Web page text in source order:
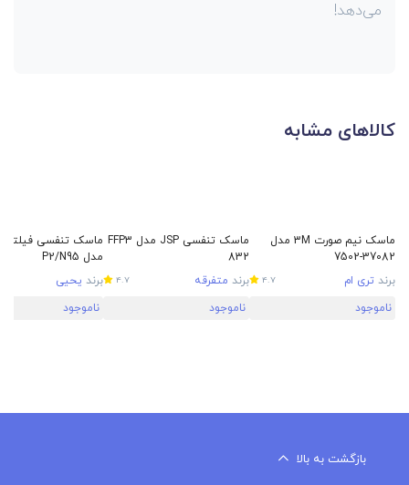
می‌دهد!
کالاهای مشابه
ماسک نیم صورت 3M مدل
37082-7502
برند تری ام 4.7
ناموجود
ماسک تنفسی JSP مدل FFP3
832
برند متفرقه 4.7
ناموجود
ماسک تنفسی فیلتر
مدل P2/N95
برند یحیی
ناموجود
بازگشت به بالا